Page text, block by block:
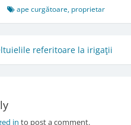
ape curgătoare, proprietar
referitoare la irigaţii
in to post a comment.